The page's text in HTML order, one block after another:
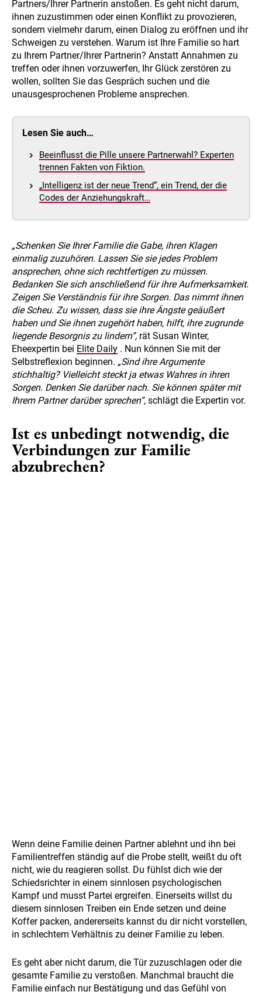
Partners/Ihrer Partnerin anstoßen. Es geht nicht darum,
ihnen zuzustimmen oder einen Konflikt zu provozieren,
sondern vielmehr darum, einen Dialog zu eröffnen und ihr
Schweigen zu verstehen. Warum ist Ihre Familie so hart
zu Ihrem Partner/Ihrer Partnerin? Anstatt Annahmen zu
treffen oder ihnen vorzuwerfen, Ihr Glück zerstören zu
wollen, sollten Sie das Gespräch suchen und die
unausgesprochenen Probleme ansprechen.
Lesen Sie auch…
Beeinflusst die Pille unsere Partnerwahl? Experten
trennen Fakten von Fiktion.
„Intelligenz ist der neue Trend“, ein Trend, der die
Codes der Anziehungskraft…
„Schenken Sie Ihrer Familie die Gabe, ihren Klagen
einmalig zuzuhören. Lassen Sie sie jedes Problem
ansprechen, ohne sich rechtfertigen zu müssen.
Bedanken Sie sich anschließend für ihre Aufmerksamkeit.
Zeigen Sie Verständnis für ihre Sorgen. Das nimmt ihnen
die Scheu. Zu wissen, dass sie ihre Ängste geäußert
haben und Sie ihnen zugehört haben, hilft, ihre zugrunde
liegende Besorgnis zu lindern“, rät Susan Winter,
Eheexpertin bei Elite Daily . Nun können Sie mit der
Selbstreflexion beginnen. „Sind ihre Argumente
stichhaltig? Vielleicht steckt ja etwas Wahres in ihren
Sorgen. Denken Sie darüber nach. Sie können später mit
Ihrem Partner darüber sprechen“, schlägt die Expertin vor.
Ist es unbedingt notwendig, die
Verbindungen zur Familie
abzubrechen?
Wenn deine Familie deinen Partner ablehnt und ihn bei
Familientreffen ständig auf die Probe stellt, weißt du oft
nicht, wie du reagieren sollst. Du fühlst dich wie der
Schiedsrichter in einem sinnlosen psychologischen
Kampf und musst Partei ergreifen. Einerseits willst du
diesem sinnlosen Treiben ein Ende setzen und deine
Koffer packen, andererseits kannst du dir nicht vorstellen,
in schlechtem Verhältnis zu deiner Familie zu leben.
Es geht aber nicht darum, die Tür zuzuschlagen oder die
gesamte Familie zu verstoßen. Manchmal braucht die
Familie einfach nur Bestätigung und das Gefühl von